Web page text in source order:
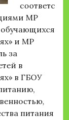
соответс
МР
и МР
за
в
в ГБОУ
питания